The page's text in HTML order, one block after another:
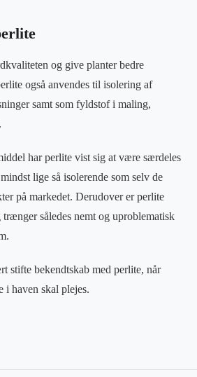
og give planter bedre
også anvendes til isolering af
samt som fyldstof i maling,
har perlite vist sig at være særdeles
lige så isolerende som selv de
på markedet. Derudover er perlite
trænger således nemt og uproblematisk
stifte bekendtskab med perlite, når
i haven skal plejes.